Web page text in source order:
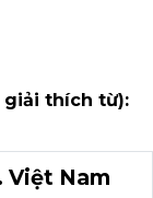
giải thích từ):
Việt Nam